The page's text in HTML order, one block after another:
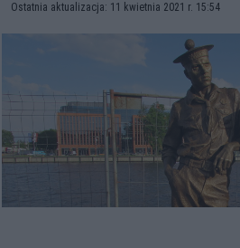
Ostatnia aktualizacja: 11 kwietnia 2021 r. 15:54